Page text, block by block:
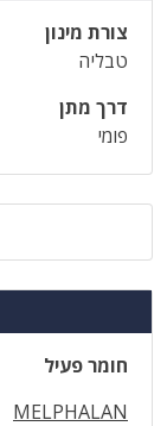
צורת מינון
טבליה
דרך מתן
פומי
חומר פעיל
MELPHALAN